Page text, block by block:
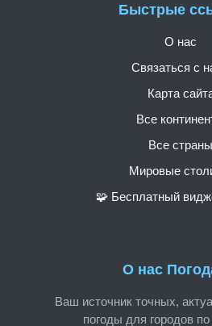
О нас
Ваш источник точных,
погоды для городов
Быстрые
О нас
Связаться с
Карта
Все
Все страны
Мировые
🧩 Бесплатный